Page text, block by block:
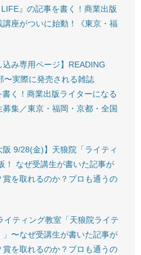
』の記事を書く！商業出版
座がついに始動！《東京・福
込み専用ページ】READING
〜実際に発売される雑誌
書く！商業出版ライターになる
集／東京・福岡・京都・全国
9/28(金)】天狼院「ライティ
！ なぜ受講生が書いた記事が
を取れるのか？プロも通うの
イティング教室「天狼院ライテ
〜なぜ受講生が書いた記事が
を取れるのか？プロも通うの